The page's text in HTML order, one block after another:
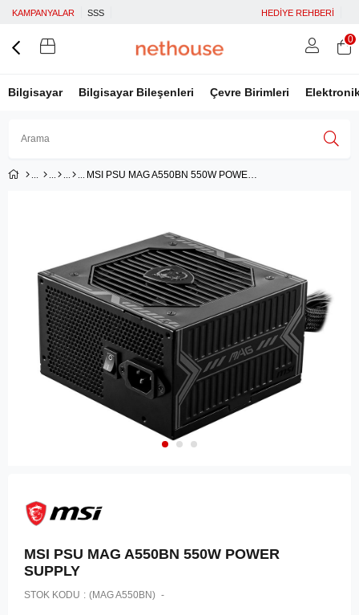
KAMPANYALAR SSS HEDİYE REHBERİ
Bilgisayar Bilgisayar Bileşenleri Çevre Birimleri
0
MSI PSU MAG A550BN 550W POWER SUPPLY
MSI PSU MAG A550BN 550W POWER
SUPPLY
STOK KODU (MAG A550BN)